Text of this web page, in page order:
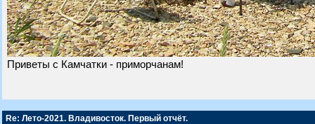
Приветы с Камчатки - приморчанам!
Re: Лето-2021. Владивосток. Первый отчёт.